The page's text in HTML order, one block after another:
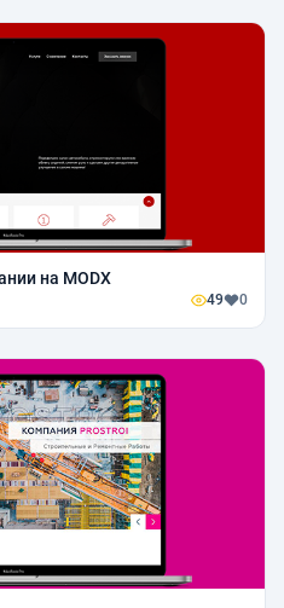
Разработка сайт, для компании на MODX
49 0